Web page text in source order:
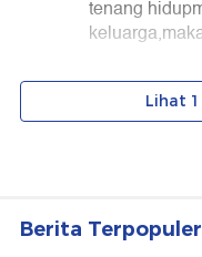
Berita Terpopuler